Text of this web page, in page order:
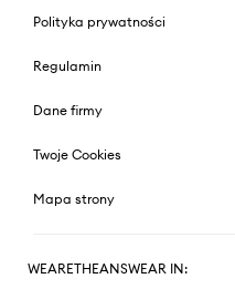
Polityka prywatności
Regulamin
Dane firmy
Twoje Cookies
Mapa strony
WEARETHEANSWEAR IN: